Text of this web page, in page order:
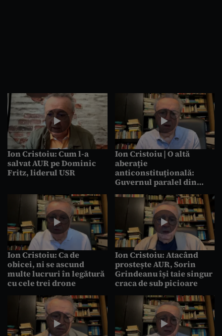
Ion Cristoiu: Cum l-a
salvat AUR pe Dominic
Fritz, liderul USR
Ion Cristoiu | O altă
aberație
anticonstituțională:
Guvernul paralel din
Sorin Grindeanu
Ion Cristoiu: Ca de
obicei, ni se ascund
multe lucruri în legătură
cu cele trei drone
Ion Cristoiu: Atacând
prostește AUR, Sorin
Grindeanu își taie singur
craca de sub picioare